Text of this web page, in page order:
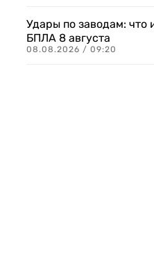
Удары по заводам: что
БПЛА 8 августа
08.08.2026 / 09:20